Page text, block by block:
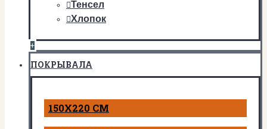
Тенсел
Хлопок
+
ПОКРЫВАЛА
150Х220 СМ